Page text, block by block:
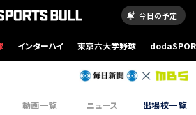
今日の予定
インターハイ 東京六大学野球
動画一覧 ニュース 出場校一覧